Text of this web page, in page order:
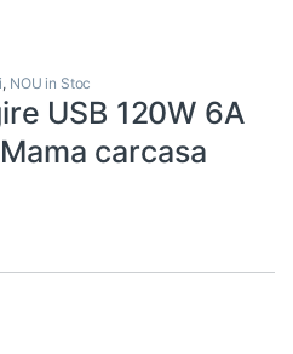
, NOU in Stoc
USB 120W 6A
carcasa